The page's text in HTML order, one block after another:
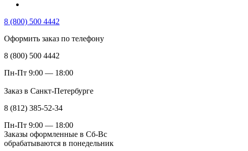
8 (800) 500 4442
Оформить заказ по телефону
8 (800) 500 4442
Пн-Пт 9:00 — 18:00
Заказ в Санкт-Петербурге
8 (812) 385-52-34
Пн-Пт 9:00 — 18:00
Заказы оформленные в Сб-Вс
обрабатываются в понедельник